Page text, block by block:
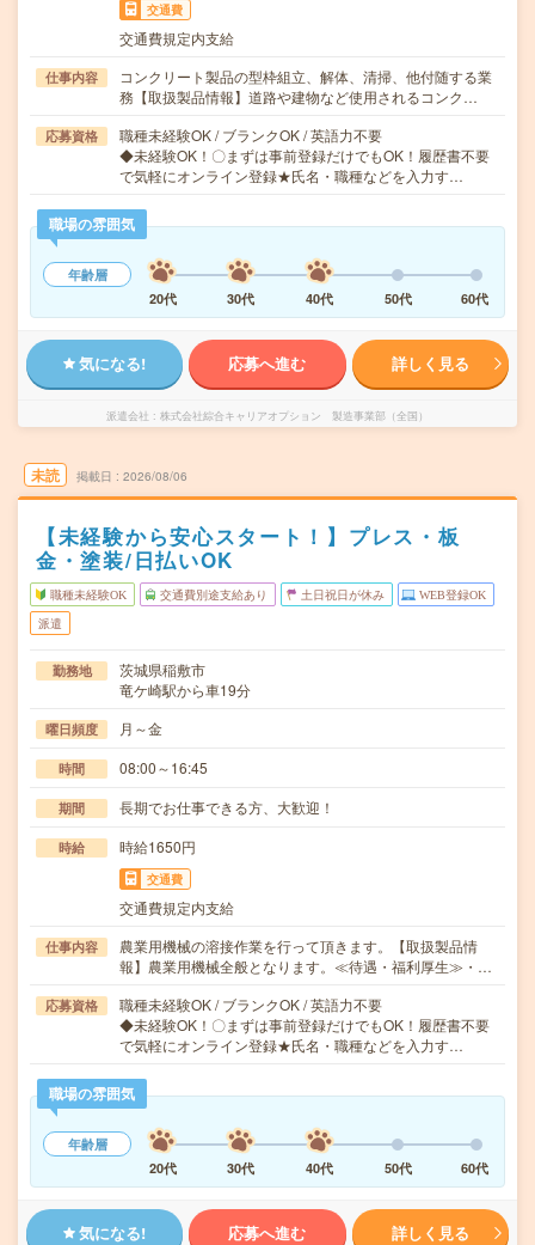
交通費
交通費規定内支給
仕事内容
コンクリート製品の型枠組立、解体、清掃、他付随する業
務【取扱製品情報】道路や建物など使用されるコンク…
応募資格
職種未経験OK / ブランクOK / 英語力不要
◆未経験OK！〇まずは事前登録だけでもOK！履歴書不要
で気軽にオンライン登録★氏名・職種などを入力す…
職場の雰囲気
年齢層
20代
30代 40代 50代 60代
気になる! 応募へ進む 詳しく見る
派遣会社 株式会社綜合キャリアオプション 製造事業部（全国）
未読 掲載日 2026/08/06
【未経験から安心スタート！】プレス・板
金・塗装/日払いOK
職種未経験OK 交通費別途支給あり 土日祝日が休み WEB登録OK
派遣
勤務地
茨城県稲敷市
竜ケ崎駅から車19分
曜日頻度 月～金
時間 08:00～16:45
期間 長期でお仕事できる方、大歓迎！
時給 時給1650円
交通費
交通費規定内支給
仕事内容
農業用機械の溶接作業を行って頂きます。【取扱製品情
報】農業用機械全般となります。≪待遇・福利厚生≫・…
応募資格
職種未経験OK / ブランクOK / 英語力不要
◆未経験OK！〇まずは事前登録だけでもOK！履歴書不要
で気軽にオンライン登録★氏名・職種などを入力す…
職場の雰囲気
年齢層
20代
30代 40代 50代 60代
気になる! 応募へ進む 詳しく見る